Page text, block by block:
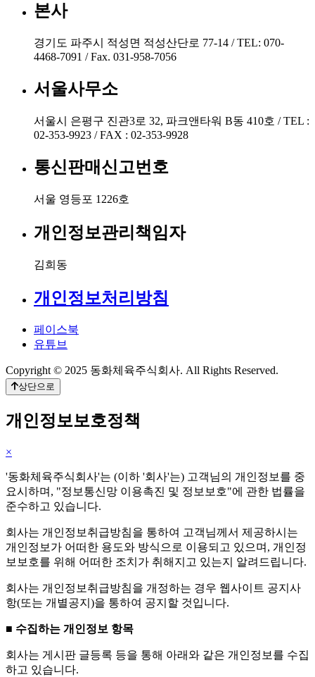
본사
경기도 파주시 적성면 적성산단로 77-14 / TEL: 070-
4468-7091 / Fax. 031-958-7056
서울사무소
서울시 은평구 진관3로 32, 파크앤타워 B동 410호 / TEL :
02-353-9923 / FAX : 02-353-9928
통신판매신고번호
서울 영등포 1226호
개인정보관리책임자
김희동
개인정보처리방침
페이스북
유튜브
Copyright © 2025 동화체육주식회사. All Rights Reserved.
상단으로
개인정보보호정책
×
'동화체육주식회사'는 (이하 '회사'는) 고객님의 개인정보를 중
요시하며, "정보통신망 이용촉진 및 정보보호"에 관한 법률을
준수하고 있습니다.
회사는 개인정보취급방침을 통하여 고객님께서 제공하시는
개인정보가 어떠한 용도와 방식으로 이용되고 있으며, 개인정
보보호를 위해 어떠한 조치가 취해지고 있는지 알려드립니다.
회사는 개인정보취급방침을 개정하는 경우 웹사이트 공지사
항(또는 개별공지)을 통하여 공지할 것입니다.
■ 수집하는 개인정보 항목
회사는 게시판 글등록 등을 통해 아래와 같은 개인정보를 수집
하고 있습니다.